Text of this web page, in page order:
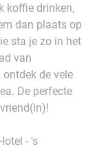
koffie drinken,
dan plaats op
sta je zo in het
van
de vele
De perfecte
- 's